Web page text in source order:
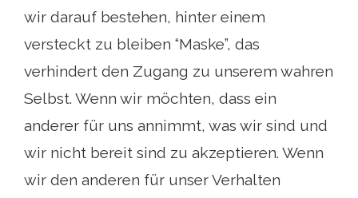
wir darauf bestehen, hinter einem
versteckt zu bleiben “Maske”, das
verhindert den Zugang zu unserem wahren
Selbst. Wenn wir möchten, dass ein
anderer für uns annimmt, was wir sind und
wir nicht bereit sind zu akzeptieren. Wenn
wir den anderen für unser Verhalten